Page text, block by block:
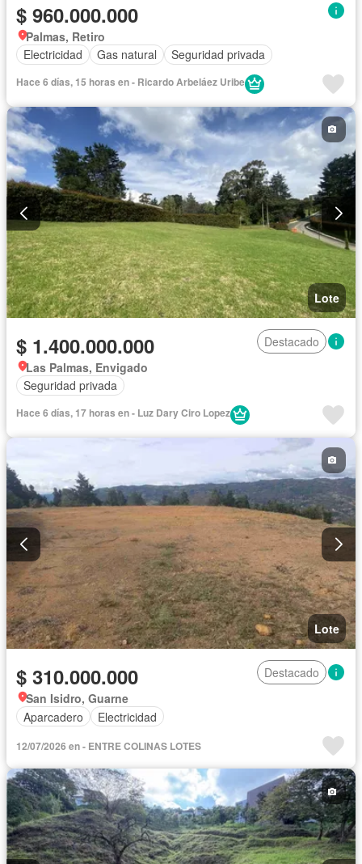
$ 960.000.000
Palmas, Retiro
Electricidad
Gas natural Seguridad privada
Hace 6 días, 15 horas en - Ricardo Arbeláez Uribe
Lote
$ 1.400.000.000
Destacado
Las Palmas, Envigado
Seguridad privada
Hace 6 días, 17 horas en - Luz Dary Ciro Lopez
Lote
$ 310.000.000
Destacado
San Isidro, Guarne
Aparcadero
Electricidad
12/07/2026 en - ENTRE COLINAS LOTES